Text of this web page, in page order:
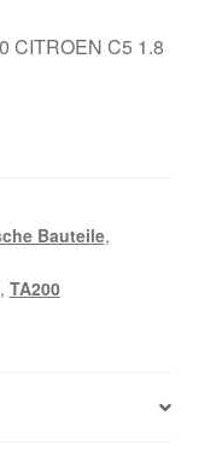
CITROEN C5 1.8
Bauteile,
, TA200